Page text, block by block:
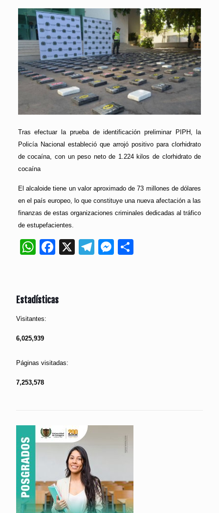
Tras efectuar la prueba de identificación preliminar PIPH, la
Policía Nacional estableció que arrojó positivo para clorhidrato
de cocaína, con un peso neto de 1.224 kilos de clorhidrato de
cocaína
El alcaloide tiene un valor aproximado de 73 millones de dólares
en el país europeo, lo que constituye una nueva afectación a las
finanzas de estas organizaciones criminales dedicadas al tráfico
de estupefacientes.
WhatsApp
Facebook
X Telegram
Messenger
Compartir
Estadísticas
Visitantes:
6,025,939
Páginas visitadas:
7,253,578